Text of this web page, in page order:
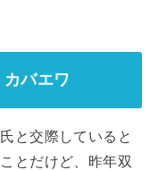
カバエワ
と交際していると
とだけど、昨年双